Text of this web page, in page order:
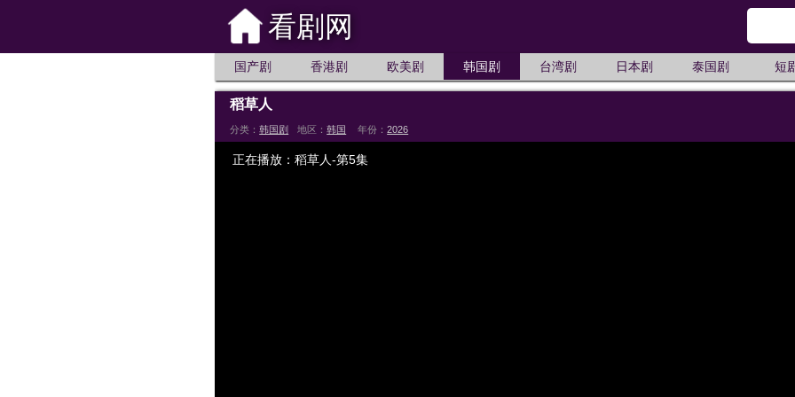
看剧网
国产剧 香港剧 欧美剧 韩国剧 台湾剧 日本剧 泰国剧 短
稻草人
分类：韩国剧 地区：韩国 年份：2026
正在播放：稻草人-第5集